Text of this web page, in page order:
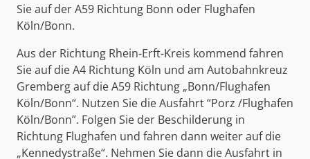
Sie auf der A59 Richtung Bonn oder Flughafen
Köln/Bonn.
Aus der Richtung Rhein-Erft-Kreis kommend fahren
Sie auf die A4 Richtung Köln und am Autobahnkreuz
Gremberg auf die A59 Richtung „Bonn/Flughafen
Köln/Bonn“. Nutzen Sie die Ausfahrt “Porz /Flughafen
Köln/Bonn”. Folgen Sie der Beschilderung in
Richtung Flughafen und fahren dann weiter auf die
„Kennedystraße“. Nehmen Sie dann die Ausfahrt in